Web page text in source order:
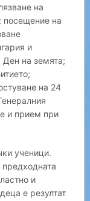
на
посещение на
и
Ден на земята;
на 24
и прием при
ученици.
и
е резултат